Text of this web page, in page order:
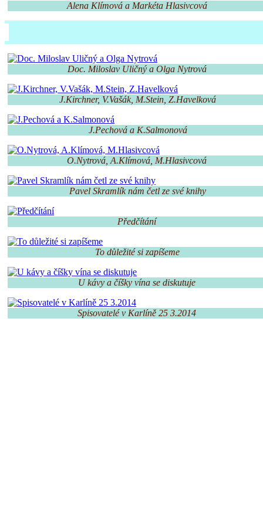
Alena Klímová a Markéta Hlasivcová
Doc. Miloslav Uličný a Olga Nytrová
J.Kirchner, V.Vašák, M.Stein, Z.Havelková
J.Pechová a K.Salmonová
O.Nytrová, A.Klímová, M.Hlasivcová
Pavel Skramlík nám četl ze své knihy
Předčítání
To důležité si zapíšeme
U kávy a číšky vína se diskutuje
Spisovatelé v Karlíně 25 3.2014